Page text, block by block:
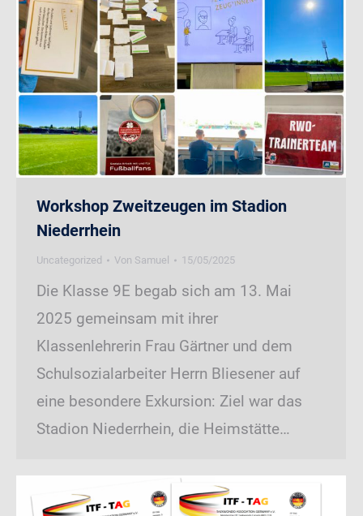
Workshop Zweitzeugen im Stadion
Niederrhein
Uncategorized Von Samuel 15/05/2025
Die Klasse 9E begab sich am 13. Mai
2025 gemeinsam mit ihrer
Klassenlehrerin Frau Gärtner und dem
Schulsozialarbeiter Herrn Bliesener auf
eine besondere Exkursion: Ziel war das
Stadion Niederrhein, die Heimstätte…